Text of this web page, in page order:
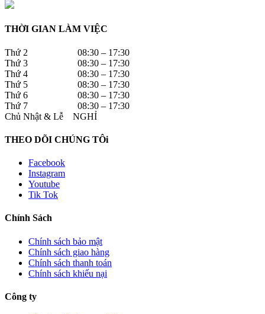
THỜI GIAN LÀM VIỆC
Thứ 2 08:30 – 17:30
Thứ 3 08:30 – 17:30
Thứ 4 08:30 – 17:30
Thứ 5 08:30 – 17:30
Thứ 6 08:30 – 17:30
Thứ 7 08:30 – 17:30
Chủ Nhật & Lễ NGHỈ
THEO DÕI CHÚNG TÔi
Facebook
Instagram
Youtube
Tik Tok
Chính Sách
Chính sách bảo mật
Chính sách giao hàng
Chính sách thanh toán
Chính sách khiếu nại
Công ty